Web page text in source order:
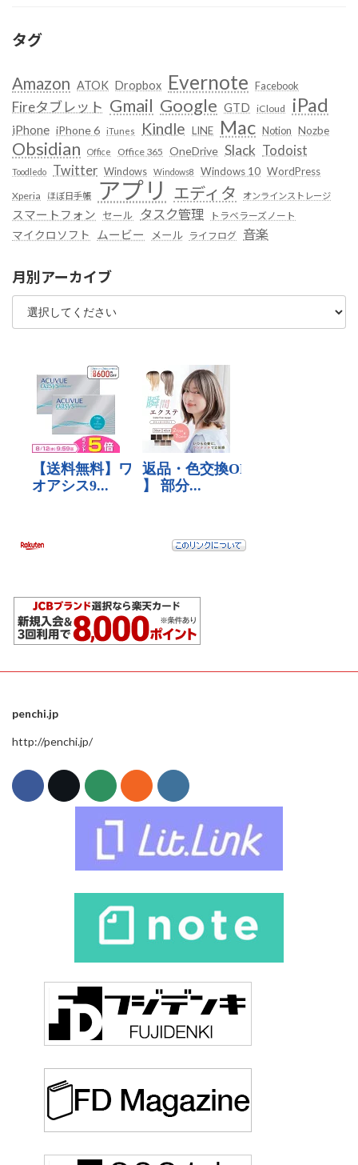
タグ
Amazon ATOK Dropbox Evernote Facebook
Fireタブレット Gmail Google GTD iCloud iPad
iPhone iPhone 6 iTunes Kindle LINE Mac Notion Nozbe
Obsidian Office Office 365 OneDrive Slack Todoist
Toodledo Twitter Windows Windows8 Windows 10 WordPress
Xperia ほぼ日手帳 アプリ エディタ オンラインストレージ
スマートフォン セール タスク管理 トラベラーズノート
マイクロソフト ムービー メール ライフログ 音楽
月別アーカイブ
penchi.jp
http://penchi.jp/